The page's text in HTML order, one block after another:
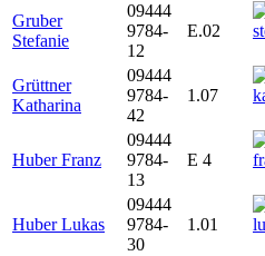
Gruber
Stefanie
09444
9784-
12
E.02
Grüttner
Katharina
09444
9784-
42
1.07
Huber Franz
09444
9784-
13
E 4
Huber Lukas
09444
9784-
30
1.01